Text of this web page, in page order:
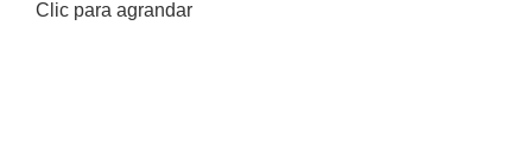
Clic para agrandar